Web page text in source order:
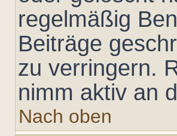
regelmäßig
Beiträge
zu verringern.
nimm aktiv an
Nach oben